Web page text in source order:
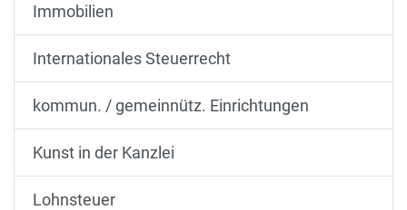
Immobilien
Internationales Steuerrecht
kommun. / gemeinnütz. Einrichtungen
Kunst in der Kanzlei
Lohnsteuer